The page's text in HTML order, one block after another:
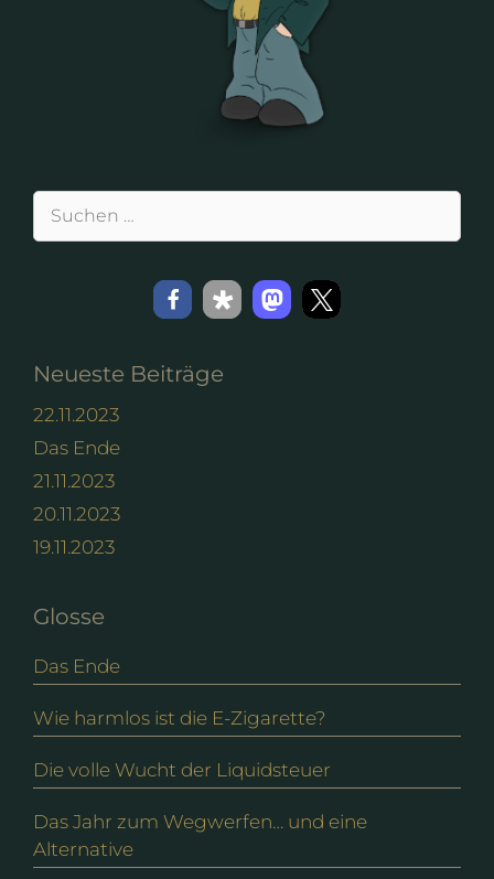
Suchen
Neueste Beiträge
22.11.2023
Das Ende
21.11.2023
20.11.2023
19.11.2023
Glosse
Das Ende
Wie harmlos ist die E-Zigarette?
Die volle Wucht der Liquidsteuer
Das Jahr zum Wegwerfen… und eine
Alternative